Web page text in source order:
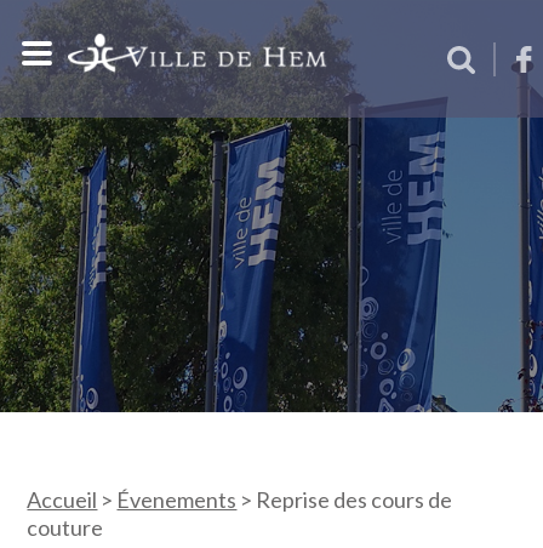
Accueil > Évenements > Reprise des cours de
couture